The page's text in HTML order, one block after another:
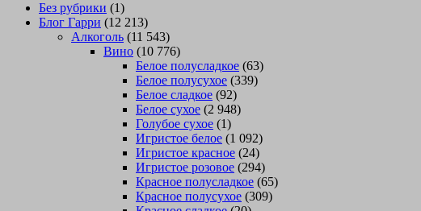
Без рубрики (1)
Блог Гарри (12 213)
Алкоголь (11 543)
Вино (10 776)
Белое полусладкое (63)
Белое полусухое (339)
Белое сладкое (92)
Белое сухое (2 948)
Голубое сухое (1)
Игристое белое (1 092)
Игристое красное (24)
Игристое розовое (294)
Красное полусладкое (65)
Красное полусухое (309)